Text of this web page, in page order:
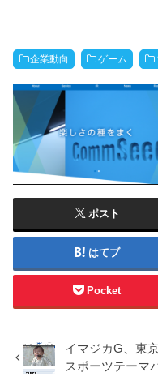
企業動向 ゲーム
ポスト
はてブ
Pocket
イマジカG、東
スポーツテーマ